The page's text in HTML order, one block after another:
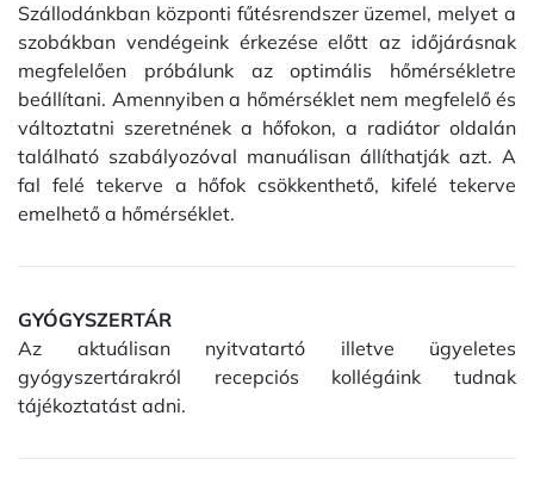
Szállodánkban központi fűtésrendszer üzemel, melyet a
szobákban vendégeink érkezése előtt az időjárásnak
megfelelően próbálunk az optimális hőmérsékletre
beállítani. Amennyiben a hőmérséklet nem megfelelő és
változtatni szeretnének a hőfokon, a radiátor oldalán
található szabályozóval manuálisan állíthatják azt. A
fal felé tekerve a hőfok csökkenthető, kifelé tekerve
emelhető a hőmérséklet.
GYÓGYSZERTÁR
Az aktuálisan nyitvatartó illetve ügyeletes
gyógyszertárakról recepciós kollégáink tudnak
tájékoztatást adni.